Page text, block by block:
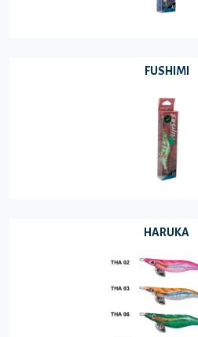
FUSHIMI
HARUKA